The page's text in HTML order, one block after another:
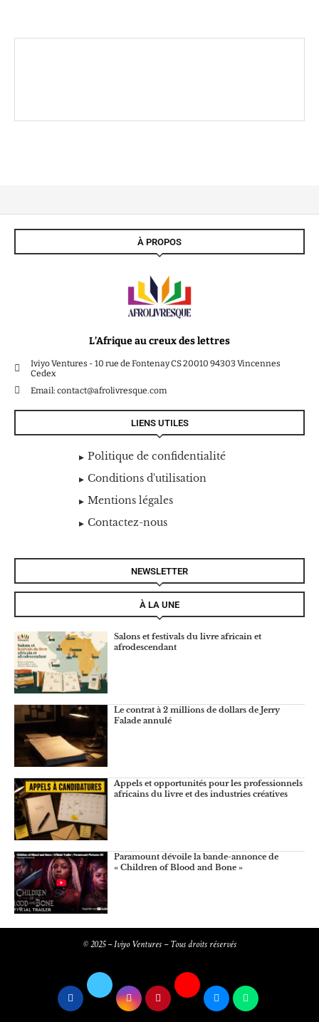
À PROPOS
L’Afrique au creux des lettres
Iviyo Ventures - 10 rue de Fontenay CS 20010 94303 Vincennes
Cedex
Email: contact@afrolivresque.com
LIENS UTILES
Politique de confidentialité
Conditions d'utilisation
Mentions légales
Contactez-nous
NEWSLETTER
À LA UNE
Salons et festivals du livre africain et
afrodescendant
Le contrat à 2 millions de dollars de Jerry
Falade annulé
Appels et opportunités pour les professionnels
africains du livre et des industries créatives
Paramount dévoile la bande-annonce de
« Children of Blood and Bone »
© 2025 – Iviyo Ventures – Tous droits réservés